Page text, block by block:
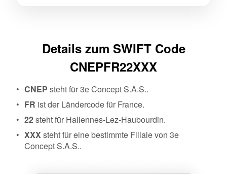
Details zum SWIFT Code
CNEPFR22XXX
CNEP steht für 3e Concept S.A.S..
FR ist der Ländercode für France.
22steht für Hallennes-Lez-Haubourdin.
XXXsteht für eine bestimmte Filiale von 3e
Concept S.A.S..